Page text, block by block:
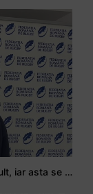
Stejarul Logan Weidner: Echipa a muncit mult, iar asta se va vedea în meciurile de la Nations Cup